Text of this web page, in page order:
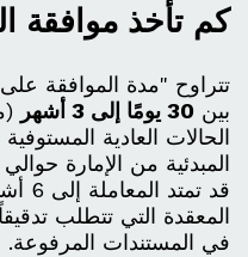
كم تأخذ موافقة
تتراوح "مدة الموافقة
بين 30 يومًا إلى 3 أشهر
الحالات العادية
قد
المعقدة التي تتطلب
في المستندات المرفوعة.